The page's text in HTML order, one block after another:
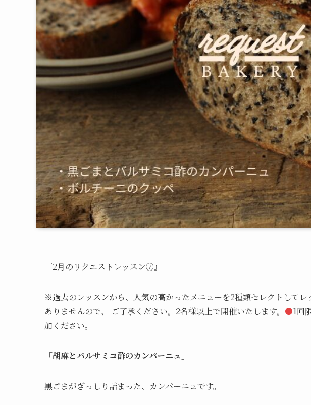
『2月のリクエストレッスン⑦』
※過去のレッスンから、人気の高かったメニューを2種類セレクトして
ありませんので、 ご了承ください。2名様以上で開催いたします。 ●1回
加ください。
「胡麻とバルサミコ酢のカンパーニュ」
黒ごまがぎっしり詰まった、カンパーニュです。